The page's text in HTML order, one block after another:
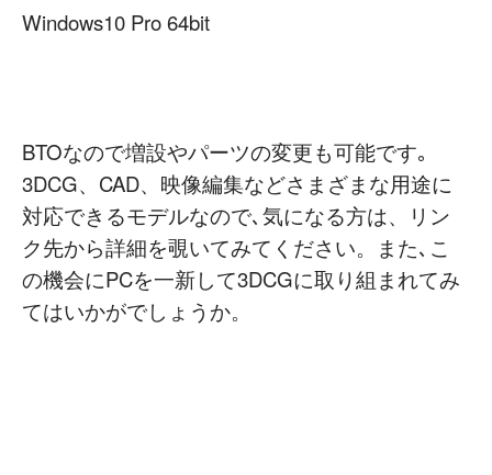
Windows10 Pro 64bit
BTOなので増設やパーツの変更も可能です｡
3DCG、CAD、映像編集などさまざまな用途に
対応できるモデルなので､気になる方は、リン
ク先から詳細を覗いてみてください。また､こ
の機会にPCを一新して3DCGに取り組まれてみ
てはいかがでしょうか。